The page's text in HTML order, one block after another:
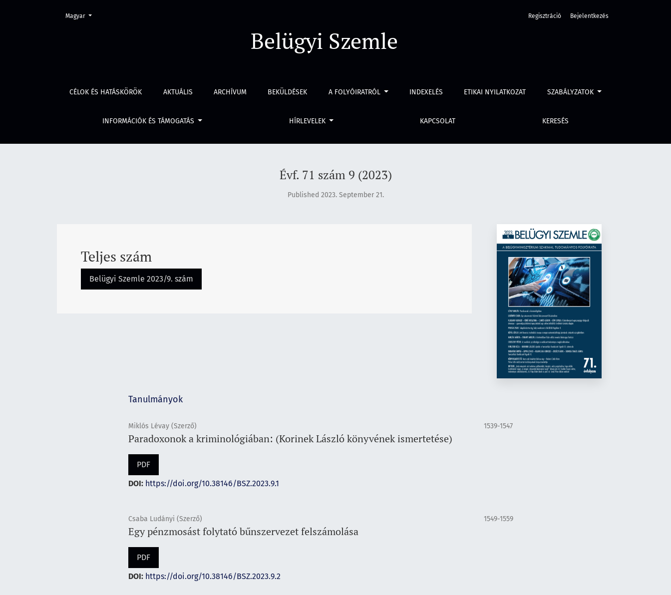
Évf. 71 szám 9 (2023)
Belügyi Szemle
CÉLOK ÉS HATÁSKÖRÖK AKTUÁLIS ARCHÍVUM BEKÜLDÉSEK A FOLYÓIRATRÓL INDEXELÉS ETIKAI NYILATKOZAT SZABÁLYZATOK
INFORMÁCIÓK ÉS TÁMOGATÁS HÍRLEVELEK KAPCSOLAT KERESÉS
Regisztráció Bejelentkezés
Change the language. The current language is:
Magyar
Évf. 71 szám 9 (2023)
Published 2023. September 21.
Teljes szám
Belügyi Szemle 2023/9. szám
Tanulmányok
Miklós Lévay (Szerző) 1539-1547
Paradoxonok a kriminológiában: (Korinek László könyvének ismertetése)
PDF
DOI: https://doi.org/10.38146/BSZ.2023.9.1
Csaba Ludányi (Szerző) 1549-1559
Egy pénzmosást folytató bűnszervezet felszámolása
PDF
DOI: https://doi.org/10.38146/BSZ.2023.9.2